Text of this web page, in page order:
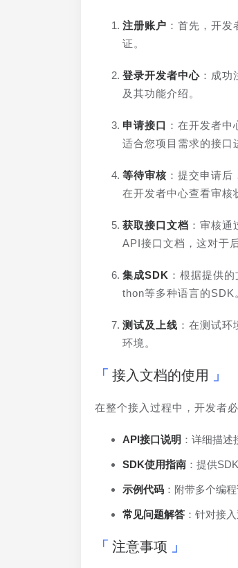
注册账户 ：首先，开
证。
登录开发者中心 ：成
及其功能介绍。
申请接口 ：在开发者
适合您项目需求的接口
等待审核 ：提交申请
在开发者中心查看审核
获取接口文档 ：审核
API接口文档，这对于
集成SDK ：根据提供
thon等多种语言的SDK
测试及上线 ：在测试
环境。
接入文档的使用
在整个接入过程中，开发者
API接口说明 ：详细描
SDK使用指南 ：提供
示例代码 ：附带多个编
常见问题解答 ：针对接
注意事项